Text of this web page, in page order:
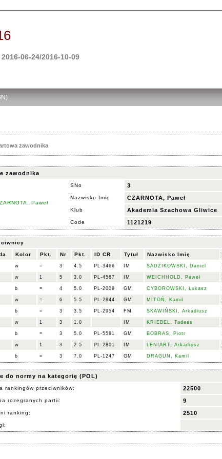
06-24/2016-10-09
zawodnika
zawodnika
SNo 3
Nazwisko Imię CZARNOTA, Paweł
Klub Akademia Szachowa Gliwice
Code 1121219
Kolor Pkt. Nr Pkt. ID CR Tytuł Nazwisko Imię
w = 3 4.5 PL-3466 IM SADZIKOWSKI, Daniel
w 1 5 3.0 PL-4567 IM WEICHHOLD, Paweł
b = 4 5.0 PL-2009 GM CYBOROWSKI, Łukasz
w = 6 5.5 PL-2844 GM MITOŃ, Kamil
b = 3 3.5 PL-2954 FM SKAWIŃSKI, Arkadiusz
w 1 3 1.0 IM KRIEBEL, Tadeas
b = 3 5.0 PL-5581 GM BOBRAS, Piotr
w 1 3 2.5 PL-2801 IM LENIART, Arkadiusz
b = 3 7.0 PL-1247 GM DRAGUN, Kamil
do normy na kategorię (POL)
rankingów przeciwników: 22500
rozegranych partii: 9
ranking: 2510